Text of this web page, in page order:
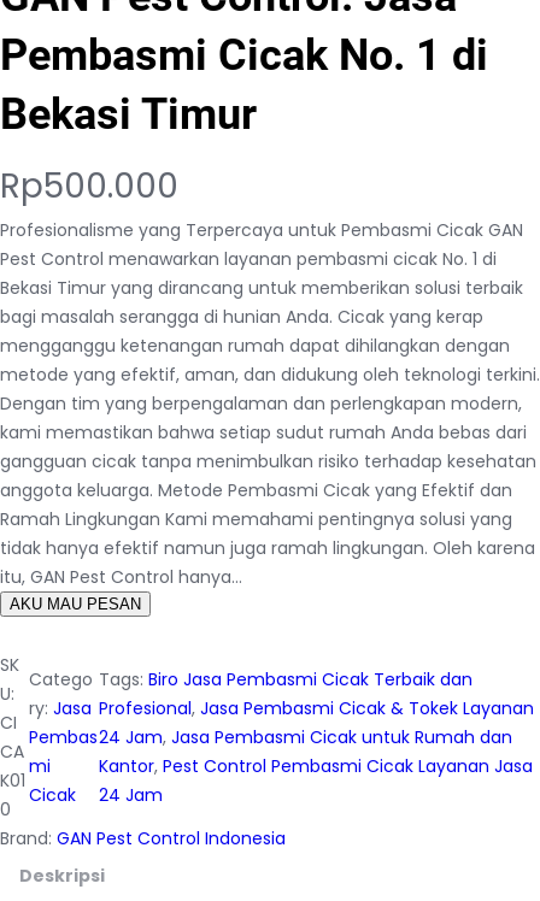
Pembasmi Cicak No. 1 di
Bekasi Timur
Rp500.000
Profesionalisme yang Terpercaya untuk Pembasmi Cicak GAN
Pest Control menawarkan layanan pembasmi cicak No. 1 di
Bekasi Timur yang dirancang untuk memberikan solusi terbaik
bagi masalah serangga di hunian Anda. Cicak yang kerap
mengganggu ketenangan rumah dapat dihilangkan dengan
metode yang efektif, aman, dan didukung oleh teknologi terkini.
Dengan tim yang berpengalaman dan perlengkapan modern,
kami memastikan bahwa setiap sudut rumah Anda bebas dari
gangguan cicak tanpa menimbulkan risiko terhadap kesehatan
anggota keluarga. Metode Pembasmi Cicak yang Efektif dan
Ramah Lingkungan Kami memahami pentingnya solusi yang
tidak hanya efektif namun juga ramah lingkungan. Oleh karena
itu, GAN Pest Control hanya…
AKU MAU PESAN
SK
U:
CI
CA
K01
0
Catego
ry:Jasa
Pembas
mi
Cicak
Tags: Biro Jasa Pembasmi Cicak Terbaik dan
Profesional, Jasa Pembasmi Cicak & Tokek Layanan
24 Jam, Jasa Pembasmi Cicak untuk Rumah dan
Kantor, Pest Control Pembasmi Cicak Layanan Jasa
24 Jam
Brand: GAN Pest Control Indonesia
Deskripsi